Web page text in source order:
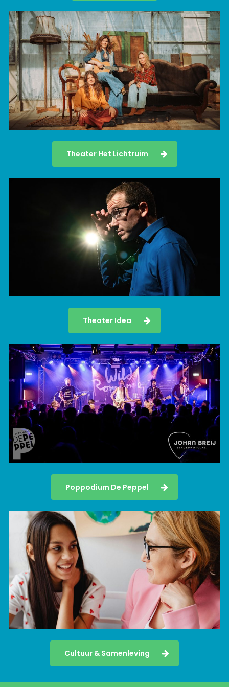
Theater Het Lichtruim
Theater Idea
Poppodium De Peppel
Cultuur & Samenleving